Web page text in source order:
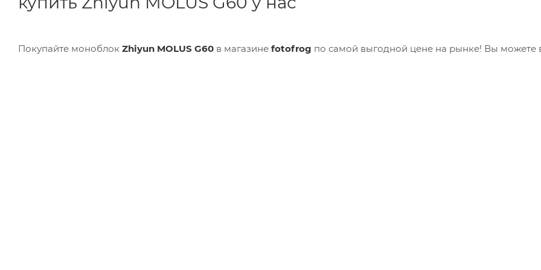
Покупайте моноблок Zhiyun MOLUS G60 в магазине fotofrog по самой выгодной цене на рынке! Вы можете